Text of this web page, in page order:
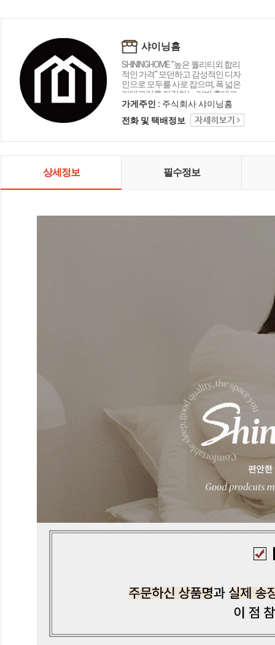
샤이닝홈
SHININGHOME "높은 퀄리티외 합리
적인 가격" 모던하고 감성적인 디자
인으로 모두를 사로 잡으며, 폭 넓은
카테고리를 자랑하는 리빙 홈데코
인테리어 샤이닝홈입니다.
가게주인 : 주식회사 샤이닝홈
전화 및 택배정보
상세정보 필수정보